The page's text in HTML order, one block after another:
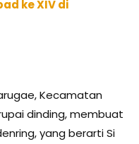
ke XIV di
Kecamatan
dinding, membuat
yang berarti Si